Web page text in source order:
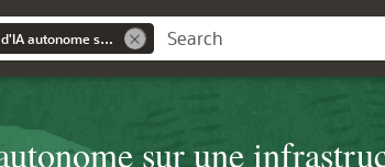
Utilisation d'une base de données d'IA autonome sur une infrastructure Exadata dédiée
sur une